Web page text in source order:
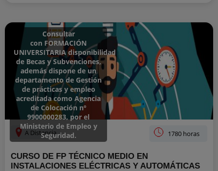
Consultar
con FORMACIÓN
UNIVERSITARIA disponibilidad
de Becas y Subvenciones,
además dispone de un
departamento de Gestión
de prácticas y empleo
acreditada como Agencia
de Colocación nº
9900000283, por el
Ministerio de Empleo y
Seguridad.
A Distancia 1780 horas
CURSO DE FP TÉCNICO MEDIO EN
INSTALACIONES ELÉCTRICAS Y AUTOMÁTICAS